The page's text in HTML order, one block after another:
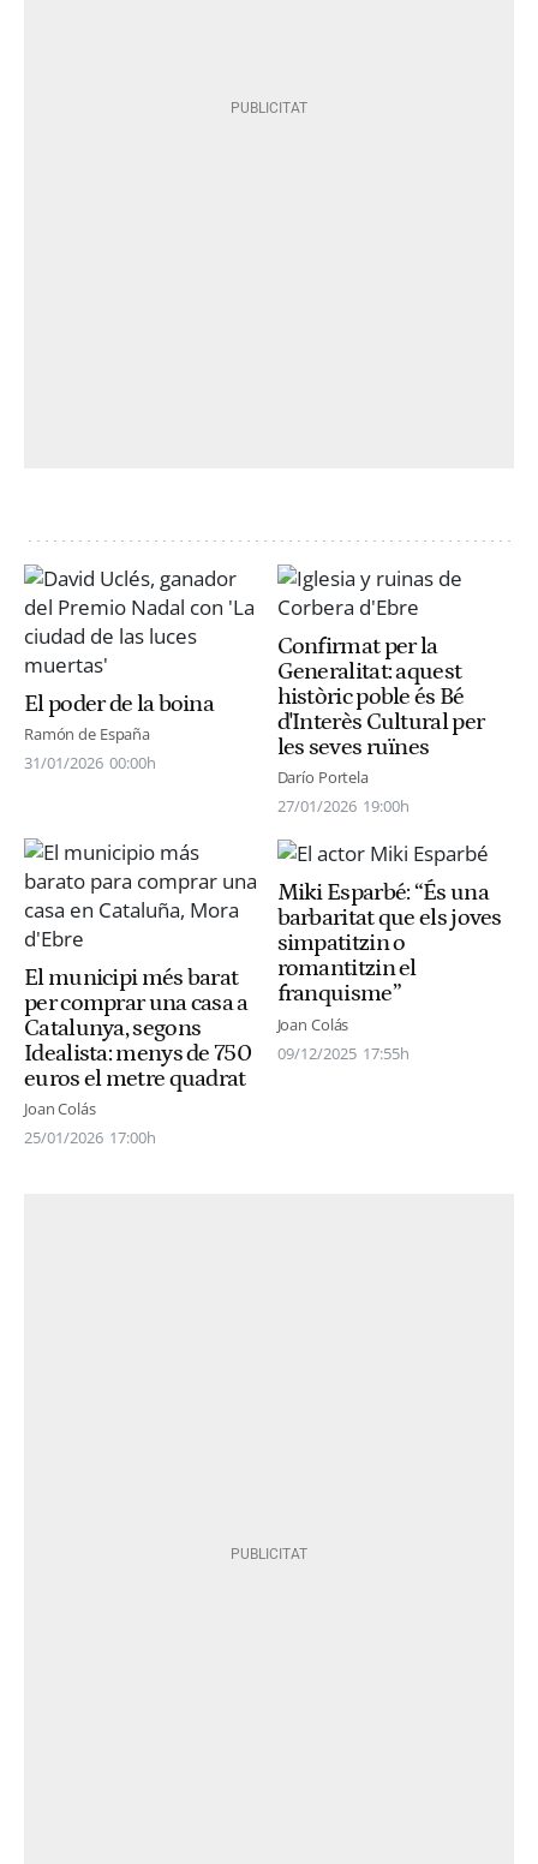
El poder de la boina
Ramón de España
31/01/2026 00:00h
Confirmat per la
Generalitat: aquest
històric poble és Bé
d'Interès Cultural per
les seves ruïnes
Darío Portela
27/01/2026 19:00h
El municipi més barat
per comprar una casa a
Catalunya, segons
Idealista: menys de 750
euros el metre quadrat
Joan Colás
25/01/2026 17:00h
Miki Esparbé: “És una
barbaritat que els joves
simpatitzin o
romantitzin el
franquisme”
Joan Colás
09/12/2025 17:55h